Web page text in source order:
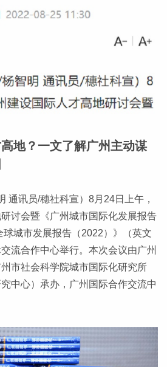
地？一文了解广州主动谋
通讯员/穗社科宣）8月24日上午，
讨会暨《广州城市国际化发展报告
球城市发展报告（2022）》（英文
流合作中心举行。本次会议由广州
市社会科学院城市国际化研究所
究中心）承办，广州国际合作交流中